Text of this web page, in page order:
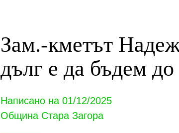
Зам.-кметът
дълг е да бъдем до
Написано на 01/12/2025
Община Стара Загора